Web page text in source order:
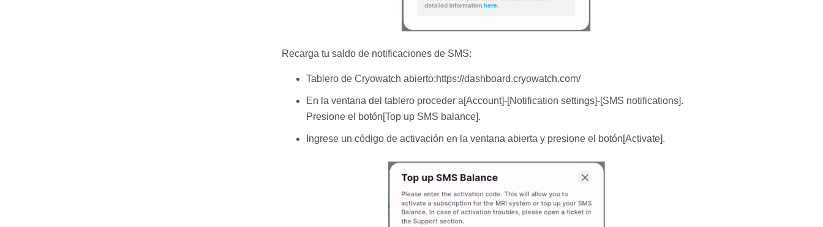
Recarga tu saldo de notificaciones de SMS:
Tablero de Cryowatch abierto:https://dashboard.cryowatch.com/
En la ventana del tablero proceder a[Account]-[Notification settings]-[SMS notifications].
Presione el botón[Top up SMS balance].
Ingrese un código de activación en la ventana abierta y presione el botón[Activate].